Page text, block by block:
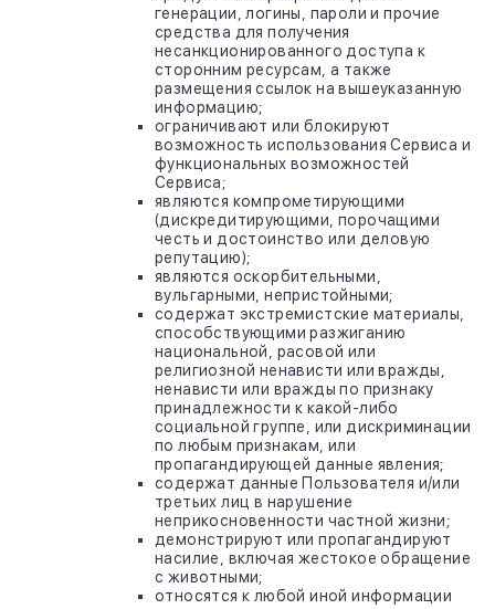
генерации, логины, пароли и прочие
средства для получения
несанкционированного доступа к
сторонним ресурсам, а также
размещения ссылок на вышеуказанную
информацию;
ограничивают или блокируют
возможность использования Сервиса и
функциональных возможностей
Сервиса;
являются компрометирующими
(дискредитирующими, порочащими
честь и достоинство или деловую
репутацию);
являются оскорбительными,
вульгарными, непристойными;
содержат экстремистские материалы,
способствующими разжиганию
национальной, расовой или
религиозной ненависти или вражды,
ненависти или вражды по признаку
принадлежности к какой-либо
социальной группе, или дискриминации
по любым признакам, или
пропагандирующей данные явления;
содержат данные Пользователя и/или
третьих лиц в нарушение
неприкосновенности частной жизни;
демонстрируют или пропагандируют
насилие, включая жестокое обращение
с животными;
относятся к любой иной информации